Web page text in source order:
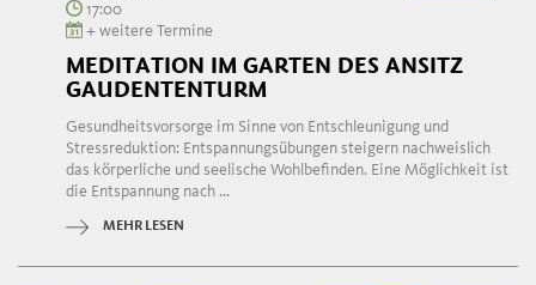
17:00
+ weitere Termine
MEDITATION IM GARTEN DES ANSITZ
GAUDENTENTURM
Gesundheitsvorsorge im Sinne von Entschleunigung und
Stressreduktion: Entspannungsübungen steigern nachweislich
das körperliche und seelische Wohlbefinden. Eine Möglichkeit ist
die Entspannung nach ...
MEHR LESEN